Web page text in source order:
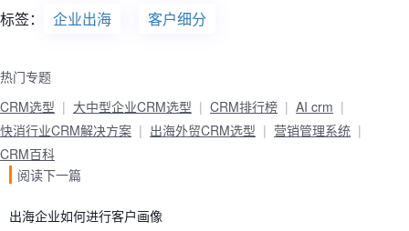
标签： 企业出海 客户细分
热门专题
CRM选型
大中型企业CRM选型 CRM排行榜
AI crm
快消行业CRM解决方案
出海外贸CRM选型
营销管理系统
CRM百科
阅读下一篇
出海企业如何进行客户画像